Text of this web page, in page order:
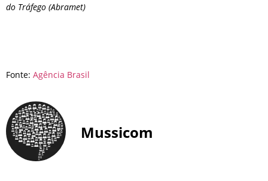
do Tráfego (Abramet)
Fonte: Agência Brasil
Mussicom